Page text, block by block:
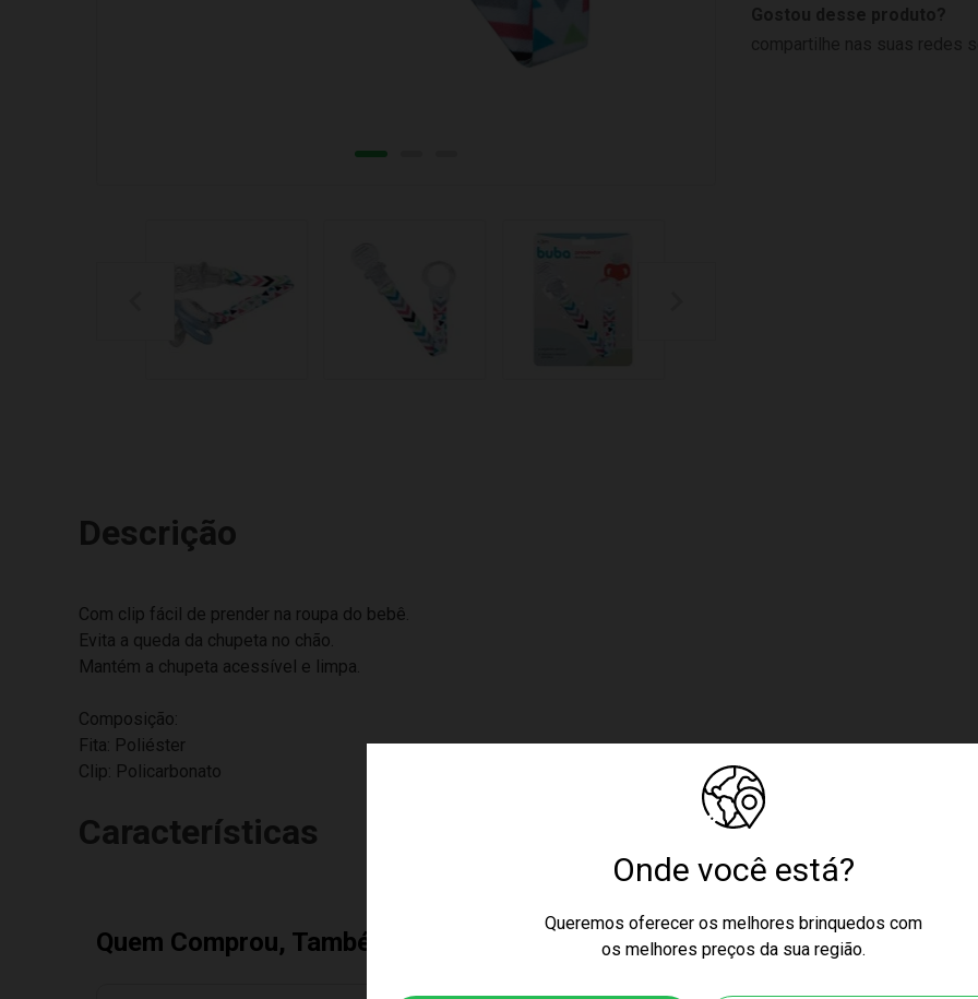
Onde você está?
Queremos oferecer os melhores brinquedos com
os melhores preços da sua região.
Descrição
Com clip fácil de prender na roupa do bebê.
Evita a queda da chupeta no chão.
Mantém a chupeta acessível e limpa.
Composição:
Fita: Poliéster
Clip: Policarbonato
Características
Quem Comprou, Também Levou